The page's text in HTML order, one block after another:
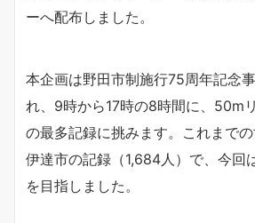
ーへ配布しました。
本企画は野田市制施行75周年記念
れ、9時から17時の8時間に、50m
の最多記録に挑みます。これまで
伊達市の記録（1,684人）で、今回
を目指しました。